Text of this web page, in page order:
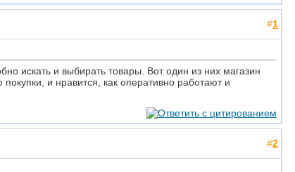
#1
искать и выбирать товары. Вот один из них магазин
и нравится, как оперативно работают и
#2